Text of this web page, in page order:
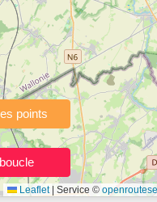
vélo, VTT, randonnée,
de la vitesse et
dépensées, de
itinéraires, et
roller et équitation.
Leaflet Service ©